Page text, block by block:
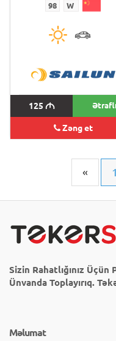
98 W
125 M Ətraflı
Zəng et
« 1
Sizin Rahatlığınız
Ünvanda Toplayırıq.
Məlumat